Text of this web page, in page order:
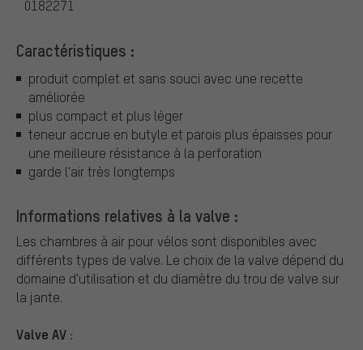
0182271
Caractéristiques :
produit complet et sans souci avec une recette
améliorée
plus compact et plus léger
teneur accrue en butyle et parois plus épaisses pour
une meilleure résistance à la perforation
garde l'air très longtemps
Informations relatives à la valve :
Les chambres à air pour vélos sont disponibles avec
différents types de valve. Le choix de la valve dépend du
domaine d'utilisation et du diamètre du trou de valve sur
la jante.
Valve AV :